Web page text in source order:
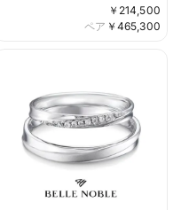
￥ 214,500
￥ 465,300
ペア